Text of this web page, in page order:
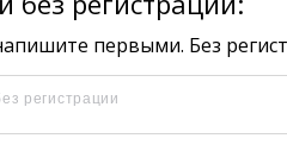
первыми. Без